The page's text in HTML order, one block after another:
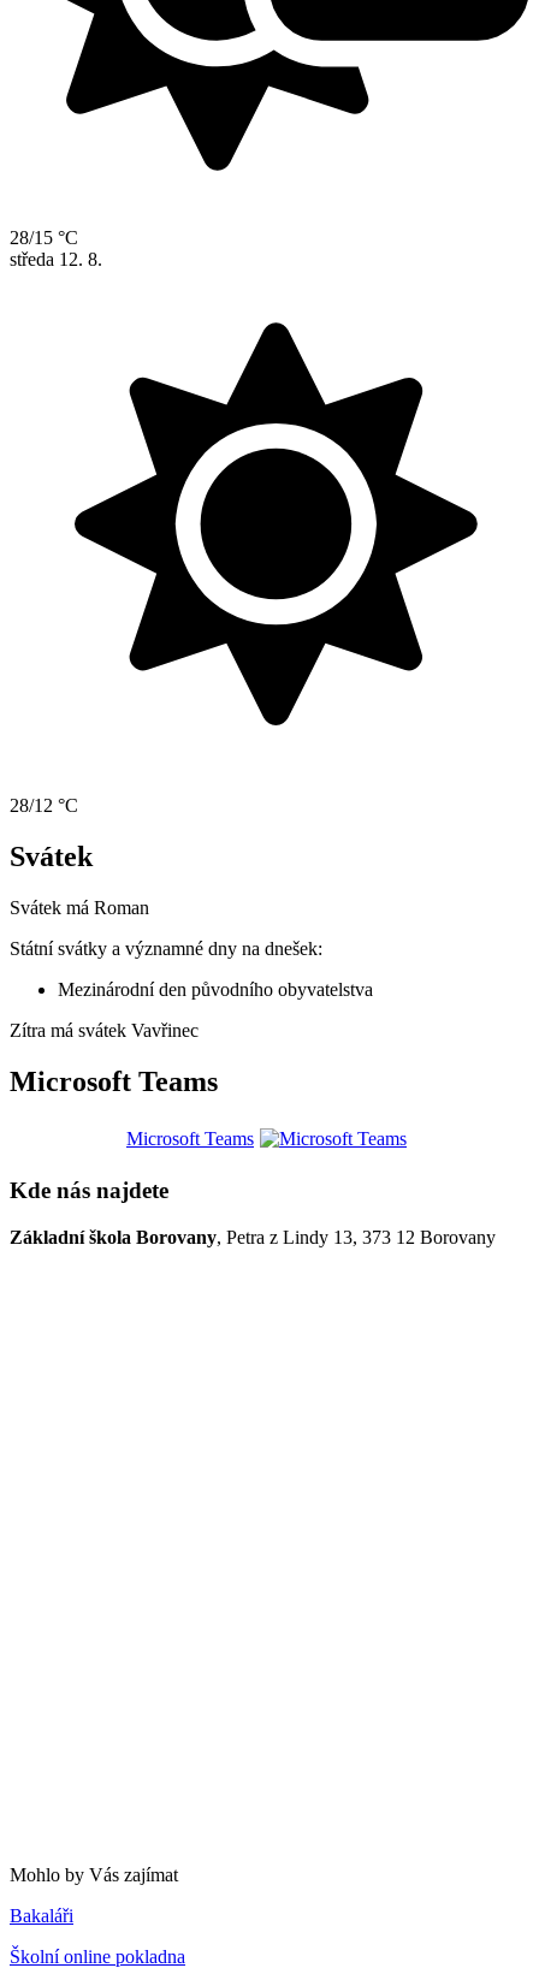
28/15 °C
středa 12. 8.
28/12 °C
Svátek
Svátek má Roman
Státní svátky a významné dny na dnešek:
Mezinárodní den původního obyvatelstva
Zítra má svátek Vavřinec
Microsoft Teams
Microsoft Teams
Kde nás najdete
Základní škola Borovany, Petra z Lindy 13, 373 12 Borovany
Mohlo by Vás zajímat
Bakaláři
Školní online pokladna